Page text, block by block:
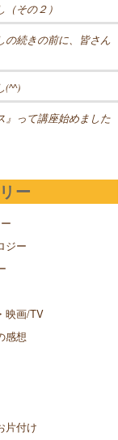
その２）
の続きの前に、皆さん
(^^)
』って講座始めました
ー
ジー
映画/TV
感想
片付け